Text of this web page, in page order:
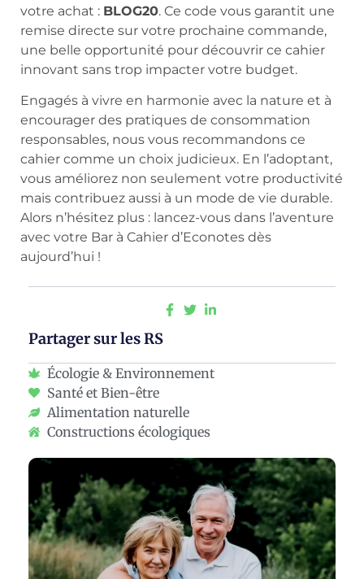
votre achat : BLOG20. Ce code vous garantit une
remise directe sur votre prochaine commande,
une belle opportunité pour découvrir ce cahier
innovant sans trop impacter votre budget.
Engagés à vivre en harmonie avec la nature et à
encourager des pratiques de consommation
responsables, nous vous recommandons ce
cahier comme un choix judicieux. En l’adoptant,
vous améliorez non seulement votre productivité
mais contribuez aussi à un mode de vie durable.
Alors n’hésitez plus : lancez-vous dans l’aventure
avec votre Bar à Cahier d’Econotes dès
aujourd’hui !
Partager sur les RS
Écologie & Environnement
Santé et Bien-être
Alimentation naturelle
Constructions écologiques